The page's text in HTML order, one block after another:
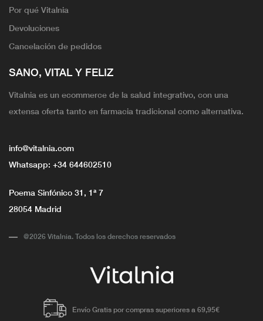
Por qué Vitalnia
Devoluciones
Cancelación de pedidos
SANO, VITAL Y FELIZ
Vitalnia es un ecommerce de la salud integrativo, con una
extensa oferta tanto en farmacia tradicional como alternativa.
info@vitalnia.com
Whatsapp: +34 644602510
Poema Sinfónico 31, 1ª 7
28054 Madrid
@2026 Vitalnia. Todos los derechos reservados
Envío Gratis por compras superiores a 69,95€